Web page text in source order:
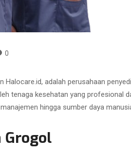
0
Halocare.id, adalah perusahaan
tenaga kesehatan yang
hingga sumber daya
Grogol